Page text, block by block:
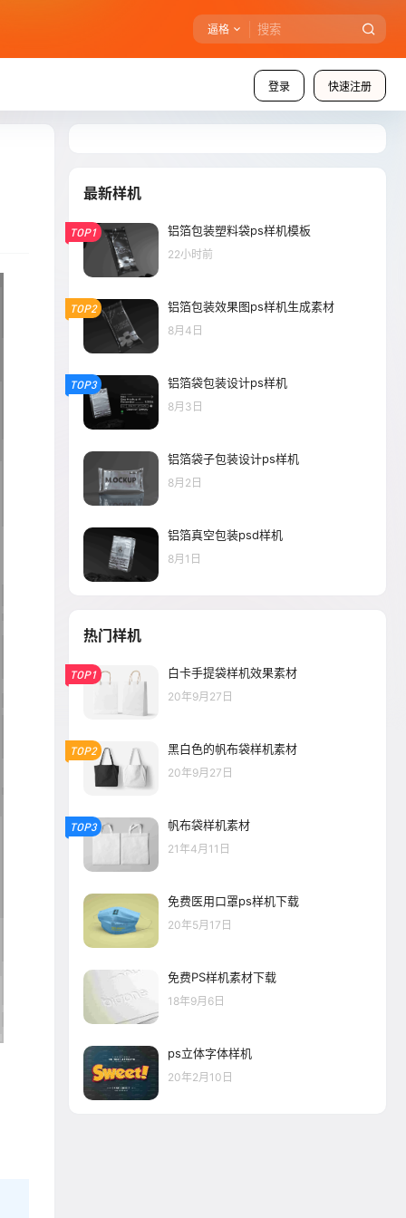
逼格
登录 快速注册
最新样机
TOP1 铝箔包装塑料袋ps样机模板
22小时前
TOP2 铝箔包装效果图ps样机生成素材
8月4日
TOP3 铝箔袋包装设计ps样机
8月3日
铝箔袋子包装设计ps样机
8月2日
铝箔真空包装psd样机
8月1日
热门样机
TOP1 白卡手提袋样机效果素材
20年9月27日
TOP2 黑白色的帆布袋样机素材
20年9月27日
TOP3 帆布袋样机素材
21年4月11日
免费医用口罩ps样机下载
20年5月17日
免费PS样机素材下载
18年9月6日
ps立体字体样机
20年2月10日